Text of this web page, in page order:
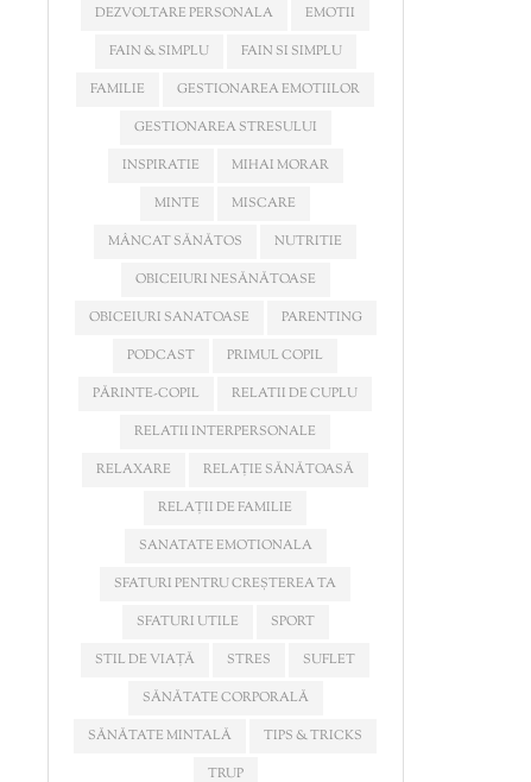
DEZVOLTARE PERSONALA
EMOTII
FAIN & SIMPLU
FAIN SI SIMPLU
FAMILIE
GESTIONAREA EMOTIILOR
GESTIONAREA STRESULUI
INSPIRATIE
MIHAI MORAR
MINTE
MISCARE
MÂNCAT SĂNĂTOS
NUTRITIE
OBICEIURI NESĂNĂTOASE
OBICEIURI SANATOASE
PARENTING
PODCAST
PRIMUL COPIL
PĂRINTE-COPIL
RELATII DE CUPLU
RELATII INTERPERSONALE
RELAXARE
RELAȚIE SĂNĂTOASĂ
RELAȚII DE FAMILIE
SANATATE EMOTIONALA
SFATURI PENTRU CREȘTEREA TA
SFATURI UTILE
SPORT
STIL DE VIAȚĂ
STRES
SUFLET
SĂNĂTATE CORPORALĂ
SĂNĂTATE MINTALĂ
TIPS & TRICKS
TRUP